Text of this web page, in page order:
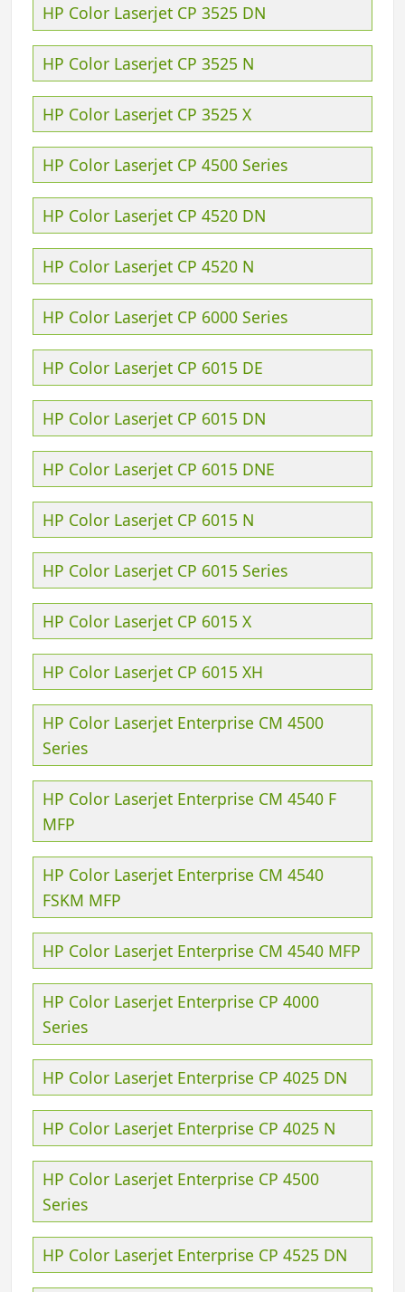
HP Color Laserjet CP 3525 DN
HP Color Laserjet CP 3525 N
HP Color Laserjet CP 3525 X
HP Color Laserjet CP 4500 Series
HP Color Laserjet CP 4520 DN
HP Color Laserjet CP 4520 N
HP Color Laserjet CP 6000 Series
HP Color Laserjet CP 6015 DE
HP Color Laserjet CP 6015 DN
HP Color Laserjet CP 6015 DNE
HP Color Laserjet CP 6015 N
HP Color Laserjet CP 6015 Series
HP Color Laserjet CP 6015 X
HP Color Laserjet CP 6015 XH
HP Color Laserjet Enterprise CM 4500
Series
HP Color Laserjet Enterprise CM 4540 F
MFP
HP Color Laserjet Enterprise CM 4540
FSKM MFP
HP Color Laserjet Enterprise CM 4540 MFP
HP Color Laserjet Enterprise CP 4000
Series
HP Color Laserjet Enterprise CP 4025 DN
HP Color Laserjet Enterprise CP 4025 N
HP Color Laserjet Enterprise CP 4500
Series
HP Color Laserjet Enterprise CP 4525 DN